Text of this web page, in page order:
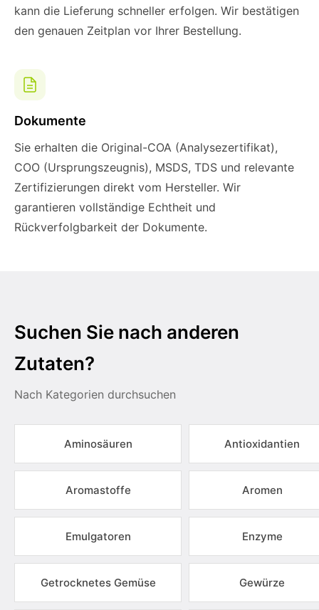
kann die Lieferung schneller erfolgen. Wir bestätigen
den genauen Zeitplan vor Ihrer Bestellung.
Dokumente
Sie erhalten die Original-COA (Analysezertifikat),
COO (Ursprungszeugnis), MSDS, TDS und relevante
Zertifizierungen direkt vom Hersteller. Wir
garantieren vollständige Echtheit und
Rückverfolgbarkeit der Dokumente.
Suchen Sie nach anderen
Zutaten?
Nach Kategorien durchsuchen
Aminosäuren Antioxidantien
Aromastoffe Aromen
Emulgatoren Enzyme
Getrocknetes Gemüse Gewürze